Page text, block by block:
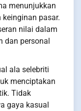
menunjukkan
pasar.
nilai dalam
dan personal
ala selebriti
menciptakan
Tidak
gaya kasual